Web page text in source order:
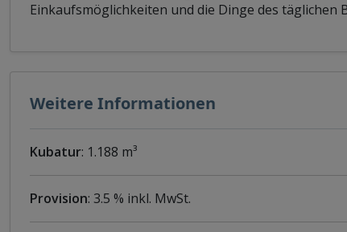
Einkaufsmöglichkeiten und die Dinge des
Weitere Informationen
Kubatur: 1.188 m³
Provision: 3.5 % inkl. MwSt.